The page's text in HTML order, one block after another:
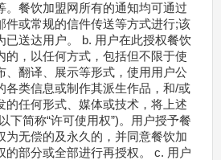
。餐饮加盟网所有的通知均可通过
件或常规的信件传送等方式进行;该
已送达用户。 b. 用户在此授权餐饮
的，以任何方式，包括但不限于使
、翻译、展示等形式，使用用户公
各类信息或制作其派生作品，和/或
的任何形式、媒体或技术，将上述
下简称“许可使用权”)。用户授予餐
为无偿的及永久的，并同意餐饮加
的部分或全部进行再授权。 c. 用户